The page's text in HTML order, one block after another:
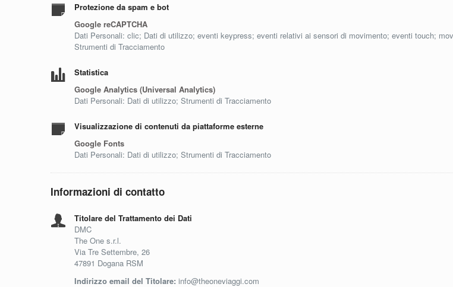
Protezione da spam e bot
Google reCAPTCHA
Dati Personali: clic; Dati di utilizzo; eventi keypress; eventi relativi ai sensori di movimento; eventi touch;
Strumenti di Tracciamento
Statistica
Google Analytics (Universal Analytics)
Dati Personali: Dati di utilizzo; Strumenti di Tracciamento
Visualizzazione di contenuti da piattaforme esterne
Google Fonts
Dati Personali: Dati di utilizzo; Strumenti di Tracciamento
Informazioni di contatto
Titolare del Trattamento dei Dati
DMC
The One s.r.l.
Via Tre Settembre, 26
47891 Dogana RSM
Indirizzo email del Titolare: info@theoneviaggi.com